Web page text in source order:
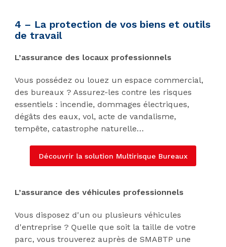
4 – La protection de vos biens et outils
de travail
L’assurance des locaux professionnels
Vous possédez ou louez un espace commercial,
des bureaux ? Assurez-les contre les risques
essentiels : incendie, dommages électriques,
dégâts des eaux, vol, acte de vandalisme,
tempête, catastrophe naturelle…
Découvrir la solution Multirisque Bureaux
L’assurance des véhicules professionnels
Vous disposez d'un ou plusieurs véhicules
d'entreprise ? Quelle que soit la taille de votre
parc, vous trouverez auprès de SMABTP une